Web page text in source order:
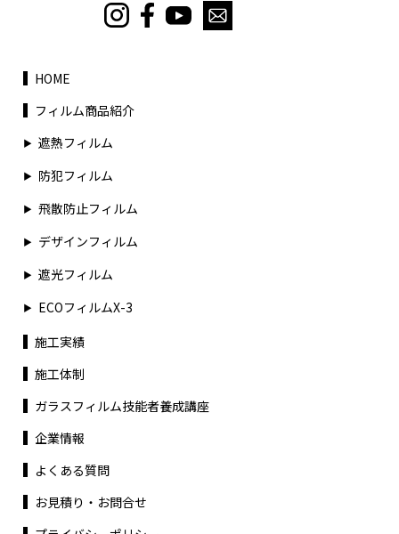
HOME
フィルム商品紹介
遮熱フィルム
防犯フィルム
飛散防止フィルム
デザインフィルム
遮光フィルム
ECOフィルムX-3
施工実績
施工体制
ガラスフィルム技能者養成講座
企業情報
よくある質問
お見積り・お問合せ